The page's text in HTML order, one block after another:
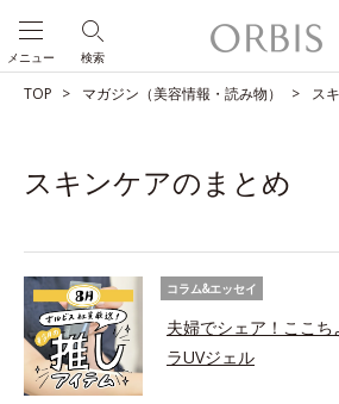
検索
メニュー
TOP マガジン（美容情報・読み物） ス
スキンケアのまとめ
コラム&エッセイ
夫婦でシェア！ここ
ラUVジェル